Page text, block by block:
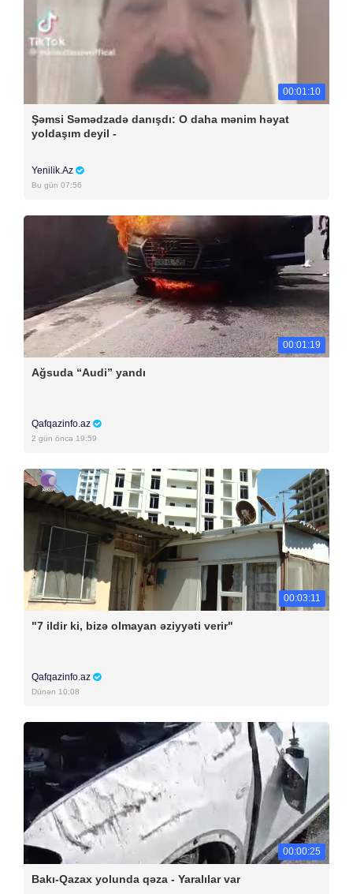
00:01:10
Şəmsi Səmədzadə danışdı: O daha mənim həyat
yoldaşım deyil -
Yenilik.Az
Bu gün 07:56
00:01:19
Ağsuda “Audi” yandı
Qafqazinfo.az
2 gün öncə 19:59
00:03:11
"7 ildir ki, bizə olmayan əziyyəti verir"
Qafqazinfo.az
Dünən 10:08
00:00:25
Bakı-Qazax yolunda qəza - Yaralılar var